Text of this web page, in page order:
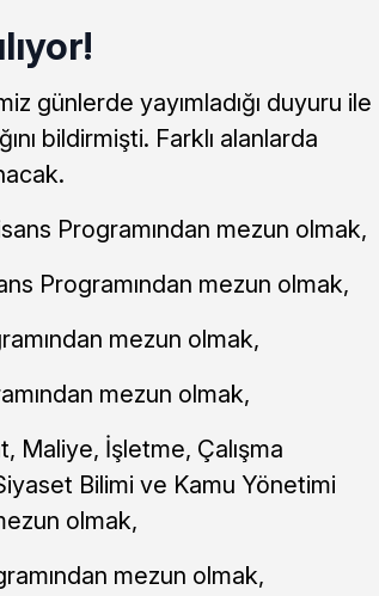
günlerde yayımladığı duyuru ile
bildirmişti. Farklı alanlarda
Programından mezun olmak,
Programından mezun olmak,
mezun olmak,
mezun olmak,
Maliye, İşletme, Çalışma
Bilimi ve Kamu Yönetimi
olmak,
mezun olmak,